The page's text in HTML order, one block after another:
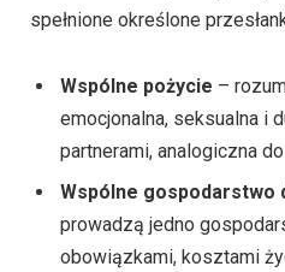
spełnione określone
Wspólne pożycie –
emocjonalna, seksualna i
partnerami, analogiczna
Wspólne gospodarstwo
prowadzą jedno
obowiązkami, kosztami